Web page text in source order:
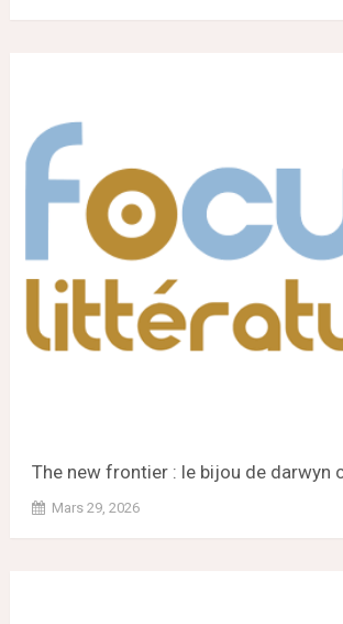
The new frontier : le bijou de darwyn
Mars 29, 2026